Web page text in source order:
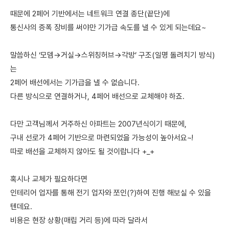
때문에 2페어 기반에서는 네트워크 연결 종단(끝단)에
통신사의 증폭 장비를 써야만 기가급 속도를 낼 수 있게 되는데요~
말씀하신 ‘모뎀→거실→스위칭허브→각방’ 구조(일명 돌려치기 방식)
는
2페어 배선에서는 기가급을 낼 수 없습니다.
다른 방식으로 연결하거나, 4페어 배선으로 교체해야 하죠.
다만 고객님께서 거주하신 아파트는 2007년식이기 때문에,
구내 선로가 4페어 기반으로 마련되었을 가능성이 높아서요~!
따로 배선을 교체하지 않아도 될 것이랍니다 +_+
혹시나 교체가 필요하다면
인테리어 업자를 통해 전기 업자와 쪼인(?)하여 진행 해보실 수 있을
텐데요.
비용은 현장 상황(매립 거리 등)에 따라 달라서